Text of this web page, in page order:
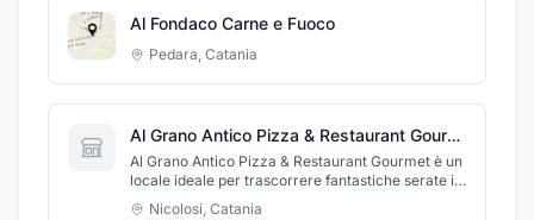
festa, grazie all'ampia sala e alla terrazza
esterna!
Al Fondaco Carne e Fuoco
Pedara, Catania
Al Grano Antico Pizza & Restaurant Gourmet
Al Grano Antico Pizza & Restaurant Gourmet è un
locale ideale per trascorrere fantastiche serate in
buona compagnia gustando ottimo cibo; nella
Nicolosi, Catania